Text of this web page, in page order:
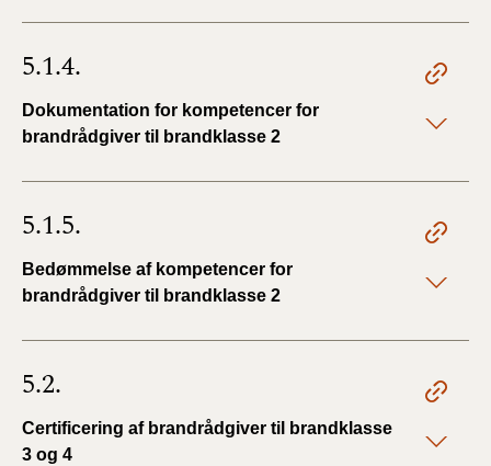
5.1.4.
Dokumentation for kompetencer for
brandrådgiver til brandklasse 2
5.1.5.
Bedømmelse af kompetencer for
brandrådgiver til brandklasse 2
5.2.
Certificering af brandrådgiver til brandklasse
3 og 4